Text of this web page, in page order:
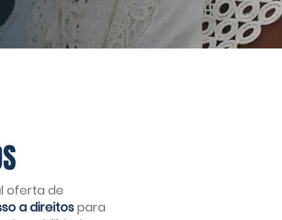
oferta de
a direitos para